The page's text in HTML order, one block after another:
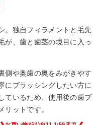
。独自フィラメントと毛先
が、歯と歯茎の境目に入っ
側や奥歯の奥をみがきやす
にブラッシングしたい方に
ているため、使用後の歯ブ
リットです。